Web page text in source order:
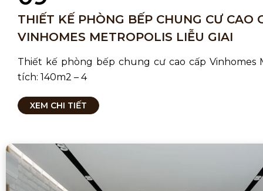
THIẾT KẾ PHÒNG BẾP CHUNG CƯ CAO
VINHOMES METROPOLIS LIỄU GIAI
Thiết kế phòng bếp chung cư cao cấp Vinhomes
tích: 140m2 – 4
XEM CHI TIẾT